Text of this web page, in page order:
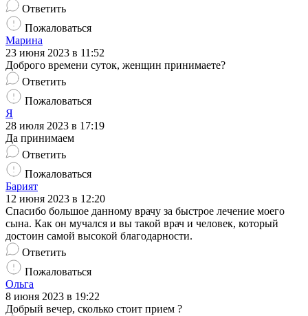
Ответить
Пожаловаться
Марина
23 июня 2023 в 11:52
Доброго времени суток, женщин принимаете?
Ответить
Пожаловаться
Я
28 июля 2023 в 17:19
Да принимаем
Ответить
Пожаловаться
Барият
12 июня 2023 в 12:20
Спасибо большое данному врачу за быстрое лечение моего
сына. Как он мучался и вы такой врач и человек, который
достоин самой высокой благодарности.
Ответить
Пожаловаться
Ольга
8 июня 2023 в 19:22
Добрый вечер, сколько стоит прием ?